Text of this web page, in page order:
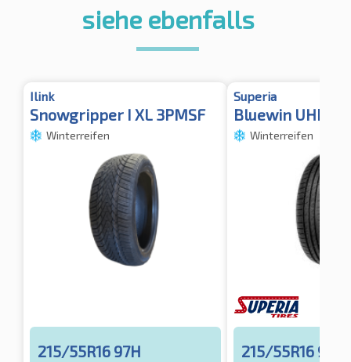
siehe ebenfalls
Ilink
Snowgripper I XL 3PMSF
Winterreifen
215/55R16 97H
Superia
Bluewin UHP XL
Winterreifen
215/55R16 97H